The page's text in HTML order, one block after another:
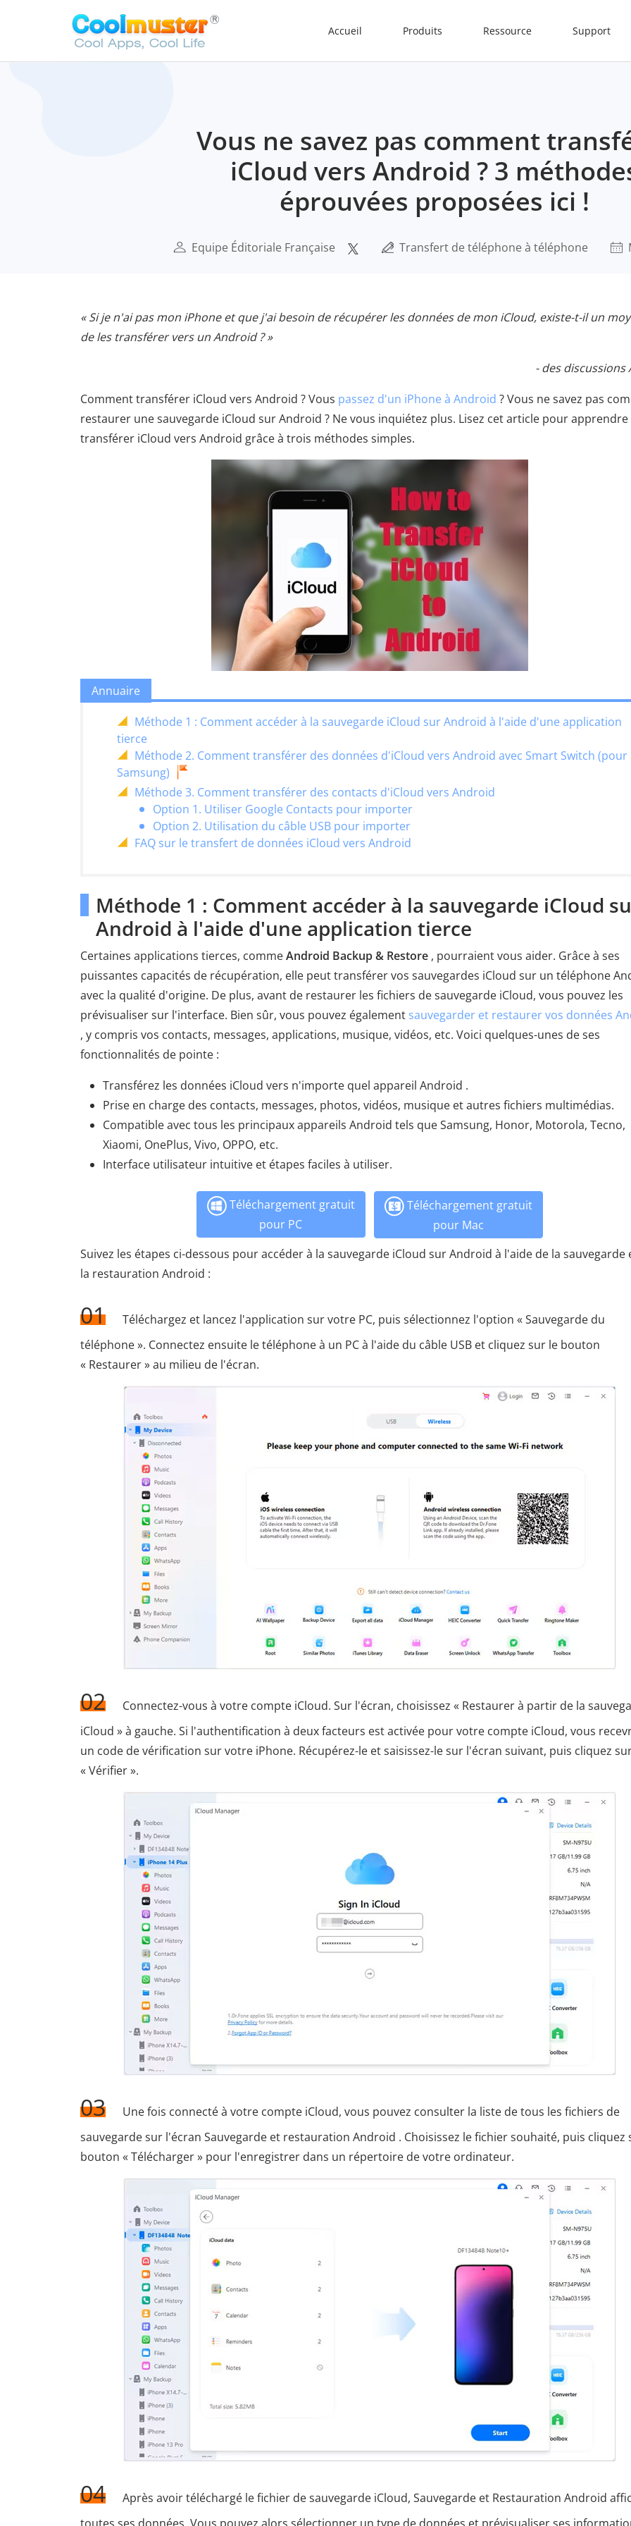
Accueil Produits Ressource Support
Vous ne savez pas comment
iCloud vers Android ? 3
éprouvées proposées ici !
Equipe Éditoriale Française Transfert de téléphone à téléphone
« Si je n'ai pas mon iPhone et que j'ai besoin de récupérer les données de mon iCloud, existe-t-il un
de les transférer vers un Android ? »
- des discussions
Comment transférer iCloud vers Android ? Vous passez d'un iPhone à Android ? Vous ne savez pas
restaurer une sauvegarde iCloud sur Android ? Ne vous inquiétez plus. Lisez cet article pour apprendre
transférer iCloud vers Android grâce à trois méthodes simples.
Annuaire
Méthode 1 : Comment accéder à la sauvegarde iCloud sur Android à l'aide d'une application
tierce
Méthode 2. Comment transférer des données d'iCloud vers Android avec Smart Switch (pour
Samsung)
Méthode 3. Comment transférer des contacts d'iCloud vers Android
Option 1. Utiliser Google Contacts pour importer
Option 2. Utilisation du câble USB pour importer
FAQ sur le transfert de données iCloud vers Android
Méthode 1 : Comment accéder à la sauvegarde iCloud
Android à l'aide d'une application tierce
Certaines applications tierces, commeAndroid Backup & Restore , pourraient vous aider. Grâce à ses
puissantes capacités de récupération, elle peut transférer vos sauvegardes iCloud sur un téléphone
avec la qualité d'origine. De plus, avant de restaurer les fichiers de sauvegarde iCloud, vous pouvez les
prévisualiser sur l'interface. Bien sûr, vous pouvez également sauvegarder et restaurer vos données
, y compris vos contacts, messages, applications, musique, vidéos, etc. Voici quelques-unes de ses
fonctionnalités de pointe :
Transférez les données iCloud vers n'importe quel appareil Android .
Prise en charge des contacts, messages, photos, vidéos, musique et autres fichiers multimédias.
Compatible avec tous les principaux appareils Android tels que Samsung, Honor, Motorola, Tecno,
Xiaomi, OnePlus, Vivo, OPPO, etc.
Interface utilisateur intuitive et étapes faciles à utiliser.
Téléchargement gratuit
pour PC
Téléchargement gratuit
pour Mac
Suivez les étapes ci-dessous pour accéder à la sauvegarde iCloud sur Android à l'aide de la sauvegarde
la restauration Android :
01
Téléchargez et lancez l'application sur votre PC, puis sélectionnez l'option « Sauvegarde du
téléphone ». Connectez ensuite le téléphone à un PC à l'aide du câble USB et cliquez sur le bouton
« Restaurer » au milieu de l'écran.
02
Connectez-vous à votre compte iCloud. Sur l'écran, choisissez « Restaurer à partir de la
iCloud » à gauche. Si l'authentification à deux facteurs est activée pour votre compte iCloud, vous
un code de vérification sur votre iPhone. Récupérez-le et saisissez-le sur l'écran suivant, puis cliquez
« Vérifier ».
03
Une fois connecté à votre compte iCloud, vous pouvez consulter la liste de tous les fichiers de
sauvegarde sur l'écran Sauvegarde et restauration Android . Choisissez le fichier souhaité, puis cliquez
bouton « Télécharger » pour l'enregistrer dans un répertoire de votre ordinateur.
04
Après avoir téléchargé le fichier de sauvegarde iCloud, Sauvegarde et Restauration Android